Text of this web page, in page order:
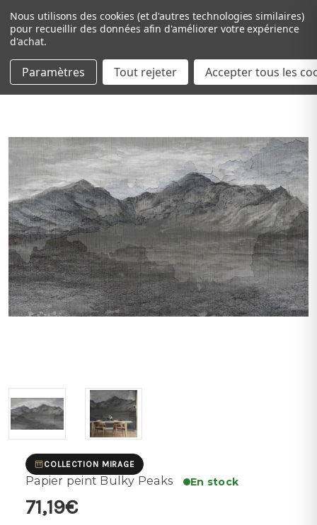
Passer au contenu principal
COLLECTION MIRAGE
Papier peint Bulky Peaks En stock
71,19€
Nous utilisons des cookies (et d'autres technologies similaires)
pour recueillir des données afin d'améliorer votre expérience
d'achat.
Paramètres Tout rejeter Accepter tous les